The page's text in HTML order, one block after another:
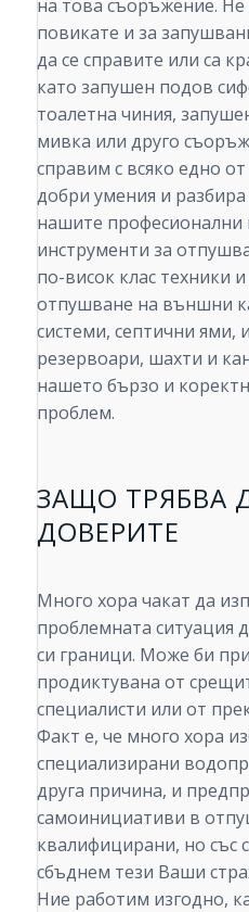
на това съоръжение. Не
повикате и за
да се справите или са
като запушен подов
тоалетна чиния,
мивка или друго
справим с всяко едно от
добри умения и
нашите
инструменти за
по-висок клас техники
отпушване на външни
системи, септични ями,
резервоари, шахти и
нашето бързо и
проблем.
ЗАЩО ТРЯБВА
ДОВЕРИТЕ
Много хора чакат да
проблемната ситуация
си граници. Може би
продиктувана от
специалисти или от
Факт е, че много хора
специализирани
друга причина, и
самоинициативи в
квалифицирани, но със
сбъднем тези Ваши
Ние работим изгодно,